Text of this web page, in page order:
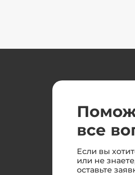
все
Если вы
или не
оставьте